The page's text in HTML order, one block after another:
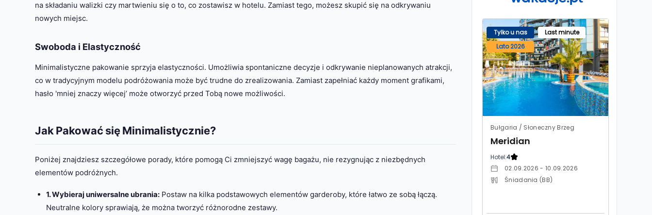
na składaniu walizki czy martwieniu się o to, co zostawisz w hotelu. Zamiast tego, możesz skupić się na odkrywaniu
nowych miejsc.
Swoboda i Elastyczność
Minimalistyczne pakowanie sprzyja elastyczności. Umożliwia spontaniczne decyzje i odkrywanie nieplanowanych atrakcji,
co w tradycyjnym modelu podróżowania może być trudne do zrealizowania. Zamiast zapełniać każdy moment grafikami,
hasło 'mniej znaczy więcej’ może otworzyć przed Tobą nowe możliwości.
Jak Pakować się Minimalistycznie?
Poniżej znajdziesz szczegółowe porady, które pomogą Ci zmniejszyć wagę bagażu, nie rezygnując z niezbędnych
elementów podróżnych.
1. Wybieraj uniwersalne ubrania:Postaw na kilka podstawowych elementów garderoby, które łatwo ze sobą łączą.
Neutralne kolory sprawiają, że można tworzyć różnorodne zestawy.
Tylko u nas
Last minute
Lato 2026
Bułgaria / Słoneczny Brzeg
Meridian
Hotel:4
02.09.2026 - 10.09.2026
Śniadania (BB)